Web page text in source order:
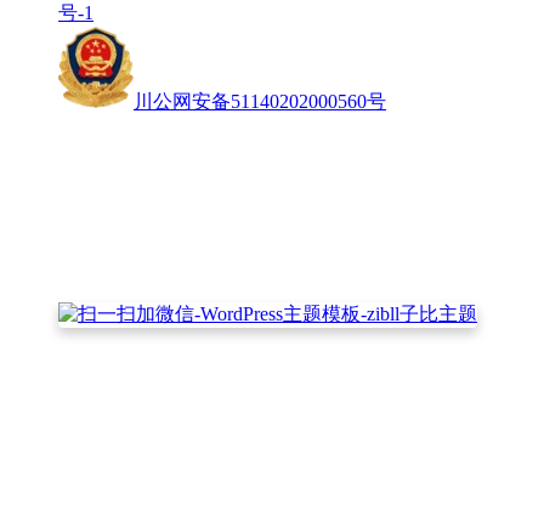
号-1
川公网安备51140202000560号